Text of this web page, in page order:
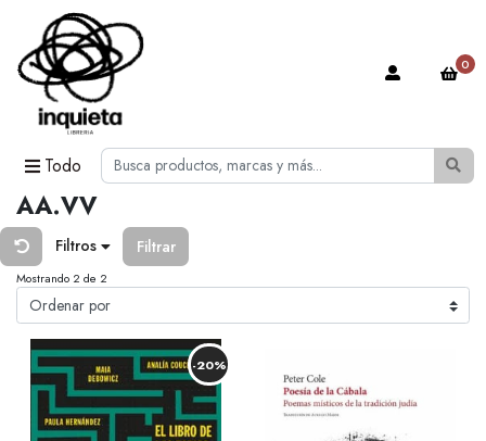
Todo
0
AA.VV
Filtros Filtrar
Mostrando 2 de 2
-20%